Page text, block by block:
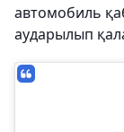
автомобиль
аударылып